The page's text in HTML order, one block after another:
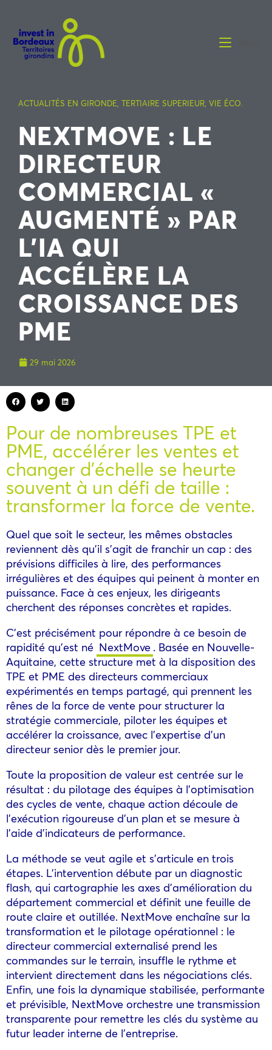
ACTUALITÉS EN GIRONDE, TERTIAIRE SUPERIEUR, VIE ÉCO.
NEXTMOVE : LE
DIRECTEUR
COMMERCIAL «
AUGMENTÉ » PAR
L’IA QUI
ACCÉLÈRE LA
CROISSANCE DES
PME
29 mai 2026
Pour de nombreuses TPE et
PME, accélérer les ventes et
changer d’échelle se heurte
souvent à un défi de taille :
transformer la force de vente.
Quel que soit le secteur, les mêmes obstacles
reviennent dès qu’il s’agit de franchir un cap : des
prévisions difficiles à lire, des performances
irrégulières et des équipes qui peinent à monter en
puissance. Face à ces enjeux, les dirigeants
cherchent des réponses concrètes et rapides.
C’est précisément pour répondre à ce besoin de
rapidité qu’est né NextMove . Basée en Nouvelle-
Aquitaine, cette structure met à la disposition des
TPE et PME des directeurs commerciaux
expérimentés en temps partagé, qui prennent les
rênes de la force de vente pour structurer la
stratégie commerciale, piloter les équipes et
accélérer la croissance, avec l’expertise d’un
directeur senior dès le premier jour.
Toute la proposition de valeur est centrée sur le
résultat : du pilotage des équipes à l’optimisation
des cycles de vente, chaque action découle de
l’exécution rigoureuse d’un plan et se mesure à
l’aide d’indicateurs de performance.
La méthode se veut agile et s’articule en trois
étapes. L’intervention débute par un diagnostic
flash, qui cartographie les axes d’amélioration du
département commercial et définit une feuille de
route claire et outillée. NextMove enchaîne sur la
transformation et le pilotage opérationnel : le
directeur commercial externalisé prend les
commandes sur le terrain, insuffle le rythme et
intervient directement dans les négociations clés.
Enfin, une fois la dynamique stabilisée, performante
et prévisible, NextMove orchestre une transmission
transparente pour remettre les clés du système au
futur leader interne de l’entreprise.